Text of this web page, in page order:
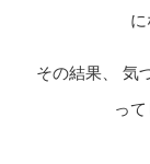
に
その結果、 気
っ